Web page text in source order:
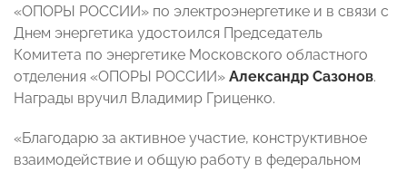
«ОПОРЫ РОССИИ» по электроэнергетике и в связи с
Днем энергетика удостоился Председатель
Комитета по энергетике Московского областного
отделения «ОПОРЫ РОССИИ» Александр Сазонов.
Награды вручил Владимир Гриценко.
«Благодарю за активное участие, конструктивное
взаимодействие и общую работу в федеральном